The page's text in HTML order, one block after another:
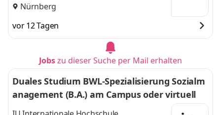
Nürnberg
vor 12 Tagen
Jobszu dieser Suche per Mail erhalten
Duales Studium BWL-Spezialisierung Sozialm
anagement (B.A.) am Campus oder virtuell